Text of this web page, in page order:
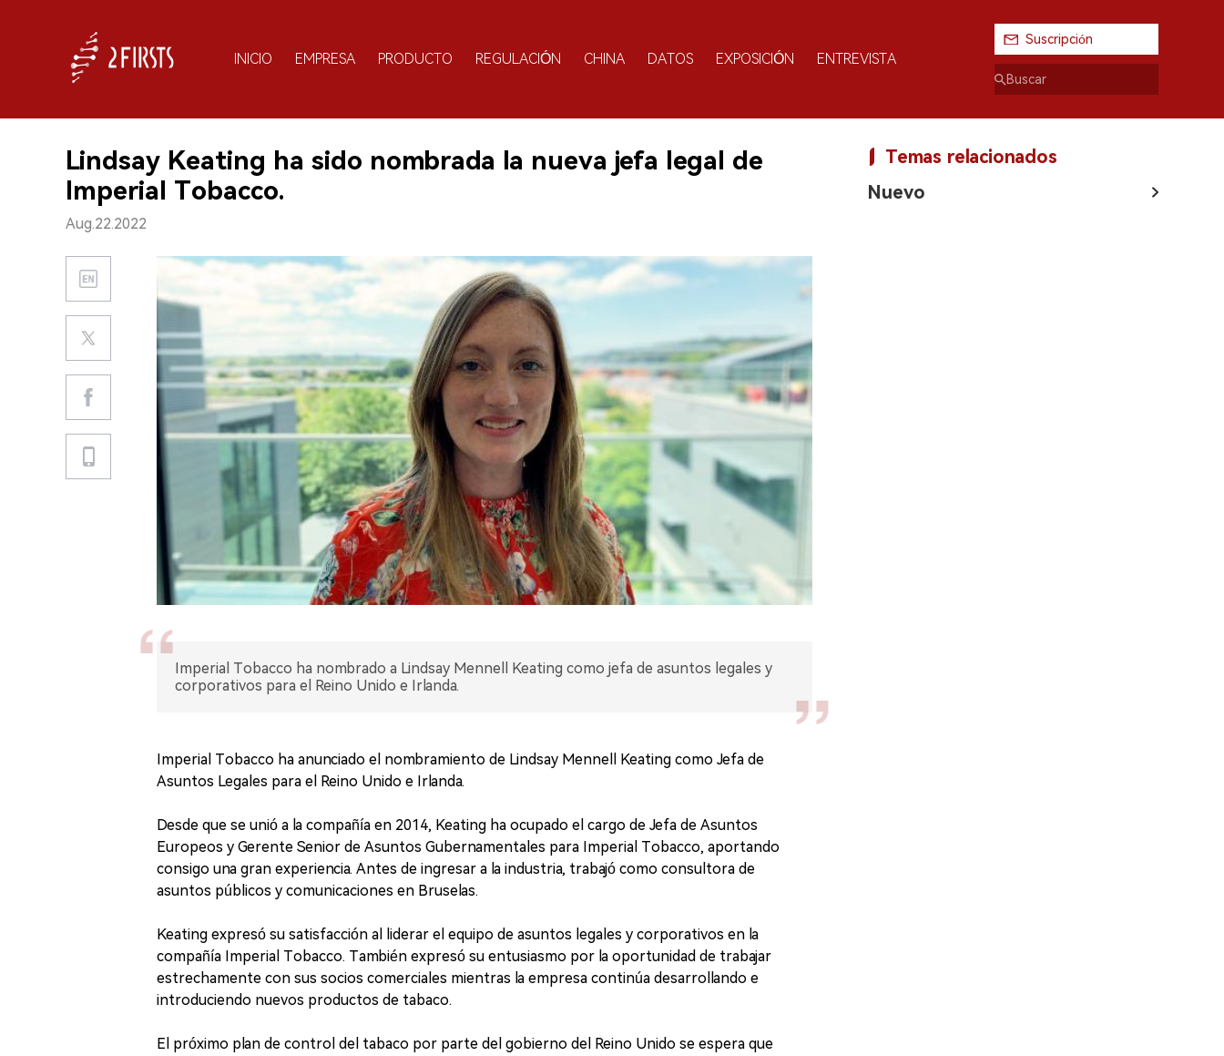
INICIO EMPRESA PRODUCTO REGULACIÓN CHINA DATOS EXPOSICIÓN ENTREVISTA
Suscripción
Lindsay Keating ha sido nombrada la nueva jefa legal de
Imperial Tobacco.
Aug.22.2022
Imperial Tobacco ha nombrado a Lindsay Mennell Keating como jefa de asuntos legales y
corporativos para el Reino Unido e Irlanda.
Imperial Tobacco ha anunciado el nombramiento de Lindsay Mennell Keating como Jefa de
Asuntos Legales para el Reino Unido e Irlanda.
Desde que se unió a la compañía en 2014, Keating ha ocupado el cargo de Jefa de Asuntos
Europeos y Gerente Senior de Asuntos Gubernamentales para Imperial Tobacco, aportando
consigo una gran experiencia. Antes de ingresar a la industria, trabajó como consultora de
asuntos públicos y comunicaciones en Bruselas.
Keating expresó su satisfacción al liderar el equipo de asuntos legales y corporativos en la
compañía Imperial Tobacco. También expresó su entusiasmo por la oportunidad de trabajar
estrechamente con sus socios comerciales mientras la empresa continúa desarrollando e
introduciendo nuevos productos de tabaco.
El próximo plan de control del tabaco por parte del gobierno del Reino Unido se espera que
Temas relacionados
Nuevo